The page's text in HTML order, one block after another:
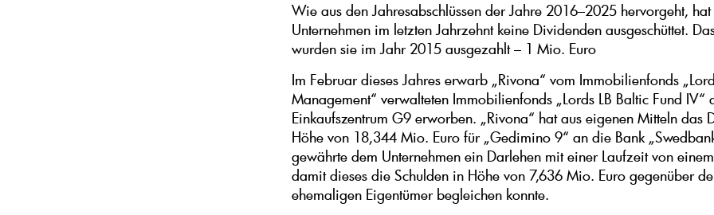
Wie aus den Jahresabschlüssen der Jahre 2016–2025 hervorgeht,
Unternehmen im letzten Jahrzehnt keine Dividenden ausgeschüttet.
wurden sie im Jahr 2015 ausgezahlt – 1 Mio. Euro
Im Februar dieses Jahres erwarb „Rivona“ vom Immobilienfonds
Management“ verwalteten Immobilienfonds „Lords LB Baltic Fund IV“
Einkaufszentrum G9 erworben. „Rivona“ hat aus eigenen Mitteln das
Höhe von 18,344 Mio. Euro für „Gedimino 9“ an die Bank
gewährte dem Unternehmen ein Darlehen mit einer Laufzeit von
damit dieses die Schulden in Höhe von 7,636 Mio. Euro gegenüber
ehemaligen Eigentümer begleichen konnte.